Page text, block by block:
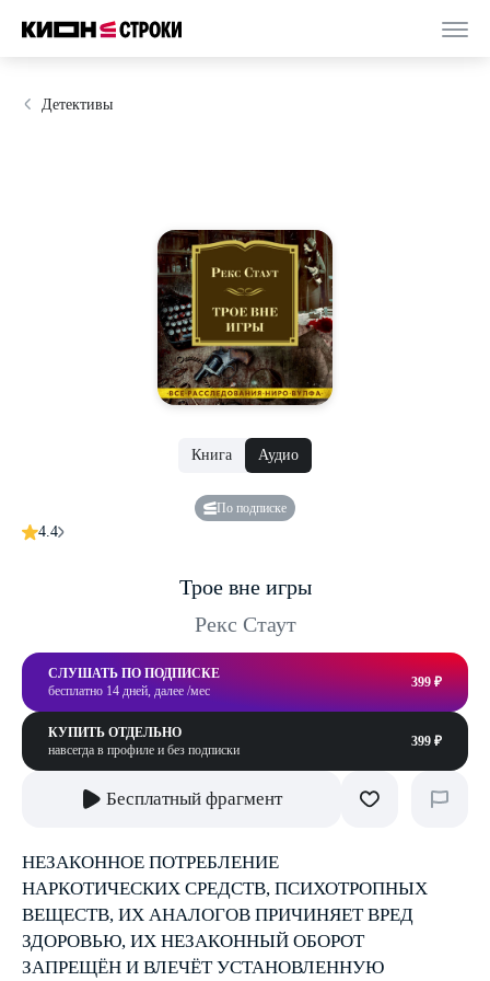
Детективы
Книга Аудио
По подписке
4.4
Трое вне игры
Рекс Стаут
СЛУШАТЬ ПО ПОДПИСКЕ
бесплатно 14 дней, далее /мес
399 ₽
КУПИТЬ ОТДЕЛЬНО
навсегда в профиле и без подписки
399 ₽
Бесплатный фрагмент
НЕЗАКОННОЕ ПОТРЕБЛЕНИЕ
НАРКОТИЧЕСКИХ СРЕДСТВ, ПСИХОТРОПНЫХ
ВЕЩЕСТВ, ИХ АНАЛОГОВ ПРИЧИНЯЕТ ВРЕД
ЗДОРОВЬЮ, ИХ НЕЗАКОННЫЙ ОБОРОТ
ЗАПРЕЩЁН И ВЛЕЧЁТ УСТАНОВЛЕННУЮ